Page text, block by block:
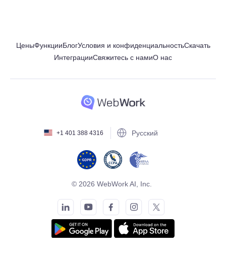
ЦеныФункцииБлогУсловия и конфиденциальностьСкачать
ИнтеграцииСвяжитесь с намиО нас
+1 401 388 4316 Русский
© 2026 WebWork AI, Inc.